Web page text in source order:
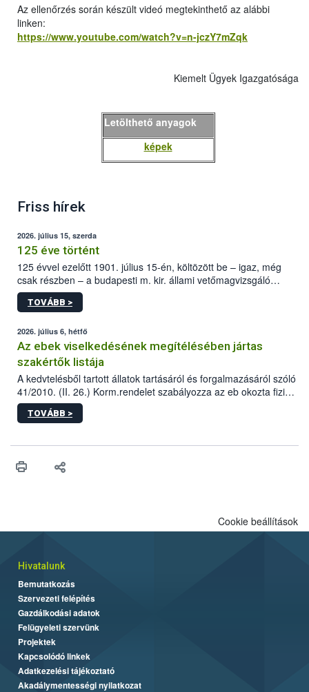
Az ellenőrzés során készült videó megtekinthető az alábbi
linken:
https://www.youtube.com/watch?v=n-jczY7mZqk
Kiemelt Ügyek Igazgatósága
Letölthető anyagok
képek
Friss hírek
2026. július 15, szerda
125 éve történt
125 évvel ezelőtt 1901. július 15-én, költözött be – igaz, még
csak részben – a budapesti m. kir. állami vetőmagvizsgáló
állomás a Kis Rókus utca 15. szám alatti, Czigler Győző által
tervezett új épületébe.
TOVÁBB >
2026. július 6, hétfő
Az ebek viselkedésének megítélésében jártas
szakértők listája
A kedvtelésből tartott állatok tartásáról és forgalmazásáról szóló
41/2010. (II. 26.) Korm.rendelet szabályozza az eb okozta fizikai
sérülés, illetve ennek veszélye keletkezésekor felmerülő
hatósági feladatokat, valamint a veszélyes eb tartását és annak
vonni az ebek viselkedésének megítélésében jártas szakértőt.
TOVÁBB >
Cookie beállítások
Hivatalunk
Bemutatkozás
Szervezeti felépítés
Gazdálkodási adatok
Felügyeleti szervünk
Projektek
Kapcsolódó linkek
Adatkezelési tájékoztató
Akadálymentességi nyilatkozat